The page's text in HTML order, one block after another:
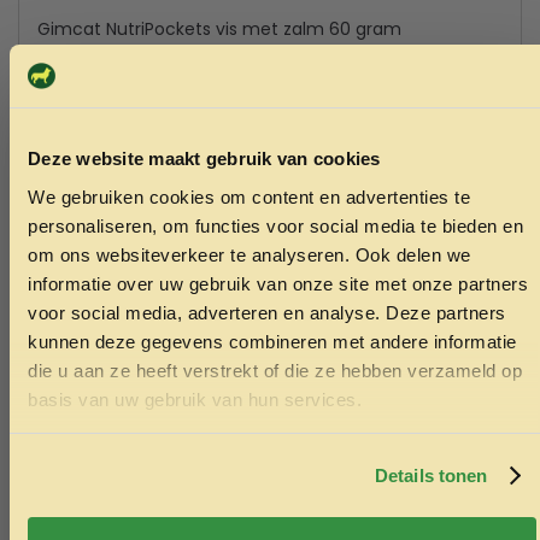
Deze website maakt gebruik van cookies
We gebruiken cookies om content en advertenties te
personaliseren, om functies voor social media te bieden en
om ons websiteverkeer te analyseren. Ook delen we
informatie over uw gebruik van onze site met onze partners
voor social media, adverteren en analyse. Deze partners
kunnen deze gegevens combineren met andere informatie
die u aan ze heeft verstrekt of die ze hebben verzameld op
basis van uw gebruik van hun services.
Details tonen
Gimcat NutriPockets vis met zalm 60 gram
1.89
Toevoegen aan winkelwagen
Kom naar onze
Dierenspeciaalzaak
in Varsseveld met 350
ONTVANG 5% KORTING OP
JE EERSTE BESTELLING!
Ontvang korting
Door je in te schrijven ga je akkoord met het ontvangen van